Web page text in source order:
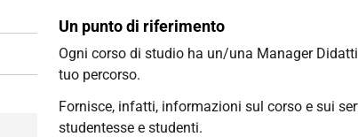
Un punto di riferimento
Ogni corso di studio ha un/una Manager
tuo percorso.
Fornisce, infatti, informazioni sul corso e sui
studentesse e studenti.